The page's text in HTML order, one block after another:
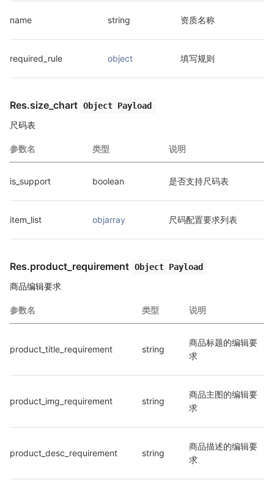
name string 资质名称
required_rule object 填写规则
Res.size_chart Object Payload
尺码表
参数名 类型 说明
is_support boolean 是否支持尺码表
item_list objarray 尺码配置要求列表
Res.product_requirement Object Payload
商品编辑要求
参数名 类型 说明
product_title_requirement string
商品标题的编辑要
求
product_img_requirement string
商品主图的编辑要
求
product_desc_requirement string
商品描述的编辑要
求